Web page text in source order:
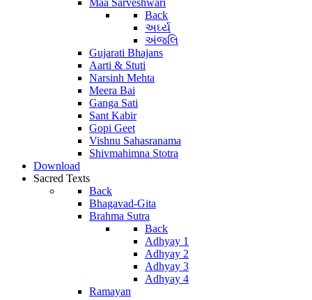
Back
અર્ઘ્ય
અંજલિ
Gujarati Bhajans
Aarti & Stuti
Narsinh Mehta
Meera Bai
Ganga Sati
Sant Kabir
Gopi Geet
Vishnu Sahasranama
Shivmahimna Stotra
Download
Sacred Texts
Back
Bhagavad-Gita
Brahma Sutra
Back
Adhyay 1
Adhyay 2
Adhyay 3
Adhyay 4
Ramayan